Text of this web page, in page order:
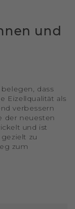
und
dass
Eizellqualität als
verbessern
der neuesten
und ist
zu
zum